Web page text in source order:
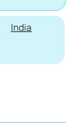
India